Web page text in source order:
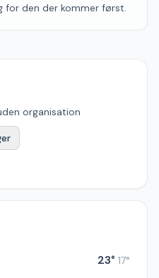
for den der kommer først.
organisation
23° 17°